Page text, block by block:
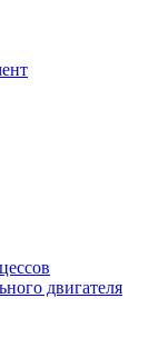
двигателя